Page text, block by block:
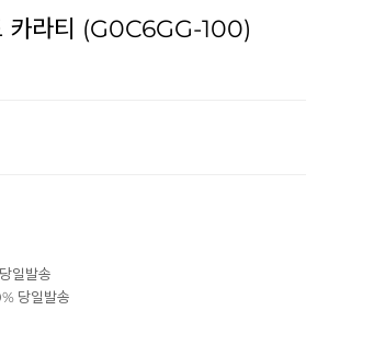
카라티 (G0C6GG-100)
일발송
당일발송